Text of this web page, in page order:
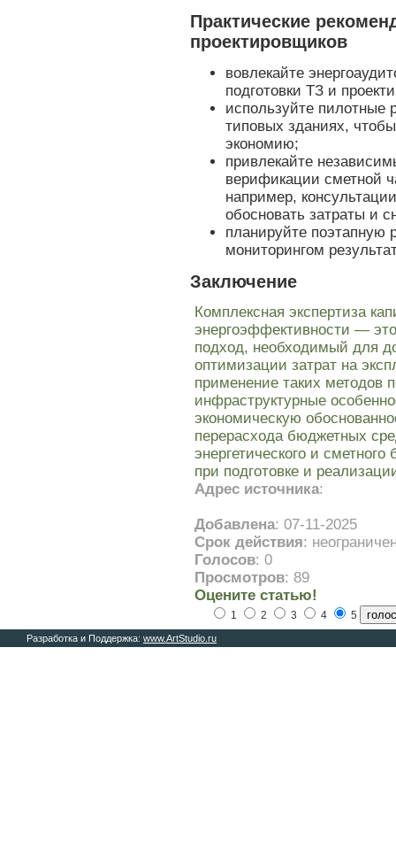
Практические
проектировщиков
вовлекайте
подготовки ТЗ и
используйте пилотные
типовых зданиях,
экономию;
привлекайте
верификации сметной
например,
обосновать затраты и
планируйте
мониторингом
Заключение
Комплексная экспертиза
энергоэффективности —
подход, необходимый для
оптимизации затрат на
применение таких методов
инфраструктурные
экономическую
перерасхода бюджетных
энергетического и
при подготовке и
Адрес источника:
Добавлена: 07-11-2025
Срок действия:
Голосов: 0
Просмотров: 89
Оцените статью!
1 2 3 4 5
Разработка и Поддержка: www.ArtStudio.ru